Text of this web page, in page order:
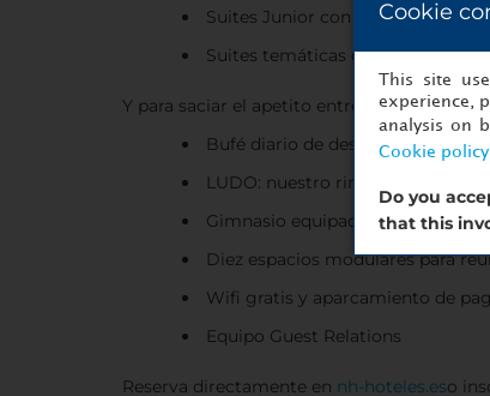
Suites Junior con terrazas
Suites temáticas con equipos de
Y para saciar el apetito entre el desayuno
Bufé diario de desayuno
LUDO: nuestro rincón de la
Gimnasio equipado con todo lo
Diez espacios modulares para
Wifi gratis y aparcamiento de
Equipo Guest Relations
Reserva directamente en nh-hoteles.eso
Cookie
This site
experience,
analysis on
Cookie policy.
Do you
that this